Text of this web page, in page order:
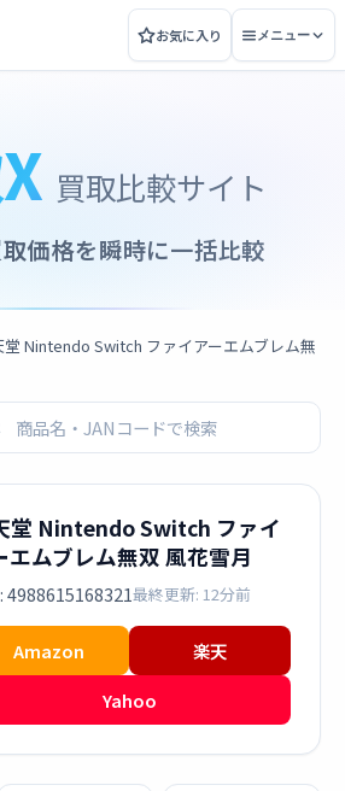
お気に入り メニュー
買取比較サイト
価格を瞬時に一括比較
堂 Nintendo Switch ファイアーエムブレム無
堂 Nintendo Switch ファイ
エムブレム無双 風花雪月
4988615168321最終更新: 12分前
Amazon
楽天
Yahoo